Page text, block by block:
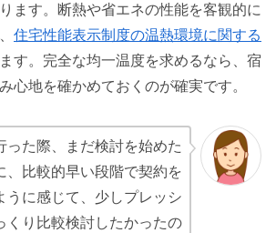
ます。断熱や省エネの性能を客観的に
住宅性能表示制度の温熱環境に関する
す。完全な均一温度を求めるなら、宿
心地を確かめておくのが確実です。
った際、まだ検討を始めた
、比較的早い段階で契約を
うに感じて、少しプレッシ
くり比較検討したかったの